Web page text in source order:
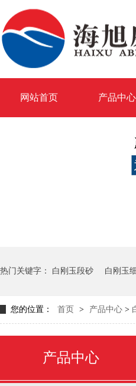
网站首页 产品中心
热门关键字： 白刚玉段砂 白刚玉
您的位置： 首页 > 产品中心 >
产品中心